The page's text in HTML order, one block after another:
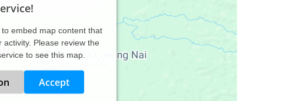
embed map content that
Please review the
to see this map.
Accept